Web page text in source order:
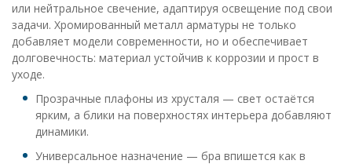
или нейтральное свечение, адаптируя освещение под свои
задачи. Хромированный металл арматуры не только
добавляет модели современности, но и обеспечивает
долговечность: материал устойчив к коррозии и прост в
уходе.
Прозрачные плафоны из хрусталя — свет остаётся
ярким, а блики на поверхностях интерьера добавляют
динамики.
Универсальное назначение — бра впишется как в